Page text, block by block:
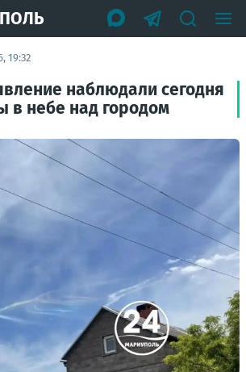
19:32
наблюдали сегодня
в небе над городом